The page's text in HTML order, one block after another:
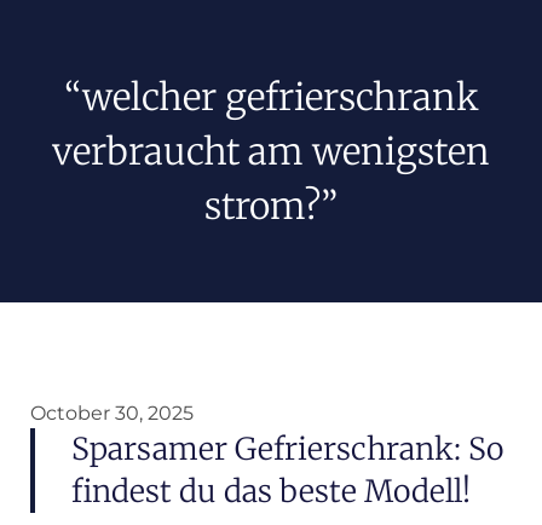
“welcher gefrierschrank
verbraucht am wenigsten
strom?”
October 30, 2025
Sparsamer Gefrierschrank: So
findest du das beste Modell!